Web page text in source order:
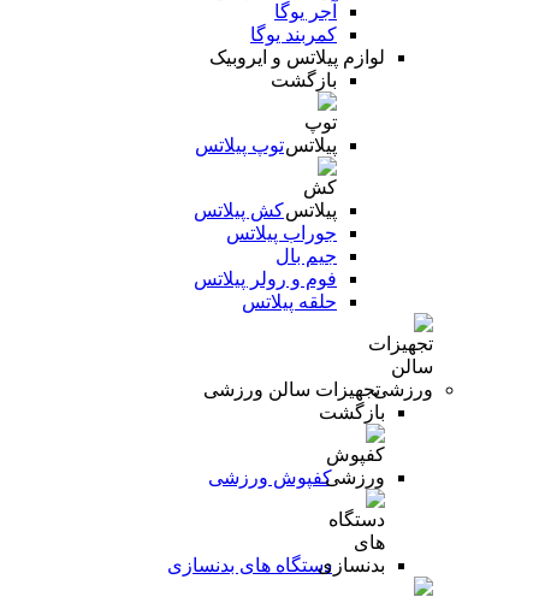
آجر یوگا
کمربند یوگا
لوازم پیلاتس و ایروبیک
بازگشت
توپ پیلاتس
کش پیلاتس
جوراب پیلاتس
جیم بال
فوم و رولر پیلاتس
حلقه پیلاتس
تجهیزات سالن ورزشی
بازگشت
کفپوش ورزشی
دستگاه های بدنسازی